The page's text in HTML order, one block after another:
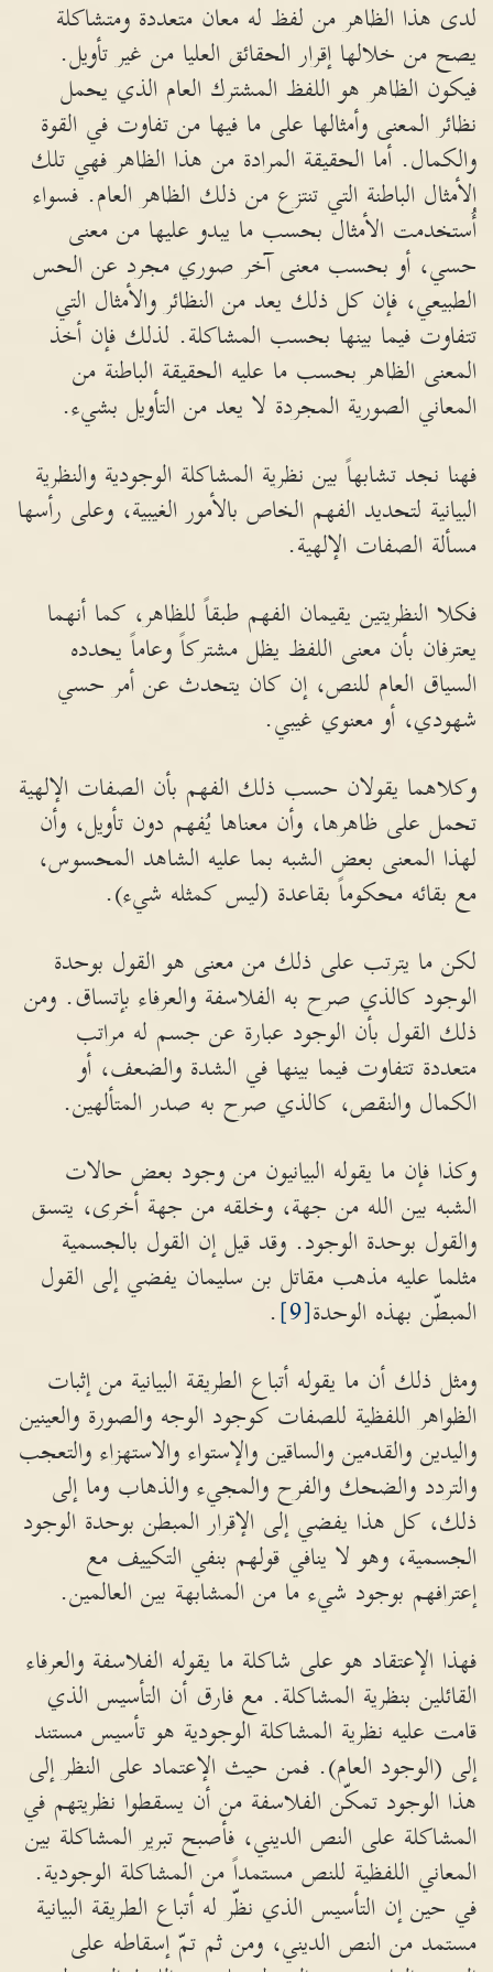
لدى هذا الظاهر من لفظ له معان متعددة ومتشاكلة
يصح من خلالها إقرار الحقائق العليا من غير تأويل.
فيكون الظاهر هو اللفظ المشترك العام الذي يحمل
نظائر المعنى وأمثالها على ما فيها من تفاوت في القوة
والكمال. أما الحقيقة المرادة من هذا الظاهر فهي تلك
الأمثال الباطنة التي تنتزع من ذلك الظاهر العام. فسواء
أُستخدمت الأمثال بحسب ما يبدو عليها من معنى
حسي، أو بحسب معنى آخر صوري مجرد عن الحس
الطبيعي، فإن كل ذلك يعد من النظائر والأمثال التي
تتفاوت فيما بينها بحسب المشاكلة. لذلك فإن أخذ
المعنى الظاهر بحسب ما عليه الحقيقة الباطنة من
المعاني الصورية المجردة لا يعد من التأويل بشيء.
فهنا نجد تشابهاً بين نظرية المشاكلة الوجودية والنظرية
البيانية لتحديد الفهم الخاص بالأمور الغيبية، وعلى رأسها
مسألة الصفات الإلهية.
فكلا النظريتين يقيمان الفهم طبقاً للظاهر، كما أنهما
يعترفان بأن معنى اللفظ يظل مشتركاً وعاماً يحدده
السياق العام للنص، إن كان يتحدث عن أمر حسي
شهودي، أو معنوي غيبي.
وكلاهما يقولان حسب ذلك الفهم بأن الصفات الإلهية
تحمل على ظاهرها، وأن معناها يُفهم دون تأويل، وأن
لهذا المعنى بعض الشبه بما عليه الشاهد المحسوس،
مع بقائه محكوماً بقاعدة (ليس كمثله شيء).
لكن ما يترتب على ذلك من معنى هو القول بوحدة
الوجود كالذي صرح به الفلاسفة والعرفاء بإتساق. ومن
ذلك القول بأن الوجود عبارة عن جسم له مراتب
متعددة تتفاوت فيما بينها في الشدة والضعف، أو
الكمال والنقص، كالذي صرح به صدر المتألهين.
وكذا فإن ما يقوله البيانيون من وجود بعض حالات
الشبه بين الله من جهة، وخلقه من جهة أخرى، يتسق
والقول بوحدة الوجود. وقد قيل إن القول بالجسمية
مثلما عليه مذهب مقاتل بن سليمان يفضي إلى القول
المبطّن بهذه الوحدة[9]
.
ومثل ذلك أن ما يقوله أتباع الطريقة البيانية من إثبات
الظواهر اللفظية للصفات كوجود الوجه والصورة والعينين
واليدين والقدمين والساقين والإستواء والاستهزاء والتعجب
والتردد والضحك والفرح والمجيء والذهاب وما إلى
ذلك، كل هذا يفضي إلى الإقرار المبطن بوحدة الوجود
الجسمية، وهو لا ينافي قولهم بنفي التكييف مع
إعترافهم بوجود شيء ما من المشابهة بين العالمين.
فهذا الإعتقاد هو على شاكلة ما يقوله الفلاسفة والعرفاء
القائلين بنظرية المشاكلة. مع فارق أن التأسيس الذي
قامت عليه نظرية المشاكلة الوجودية هو تأسيس مستند
إلى (الوجود العام). فمن حيث الإعتماد على النظر إلى
هذا الوجود تمكّن الفلاسفة من أن يسقطوا نظريتهم في
المشاكلة على النص الديني، فأصبح تبرير المشاكلة بين
المعاني اللفظية للنص مستمداً من المشاكلة الوجودية.
في حين إن التأسيس الذي نظّر له أتباع الطريقة البيانية
مستمد من النص الديني، ومن ثم تمّ إسقاطه على